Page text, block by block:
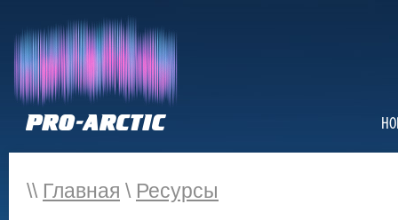
\\ Главная \ Ресурсы